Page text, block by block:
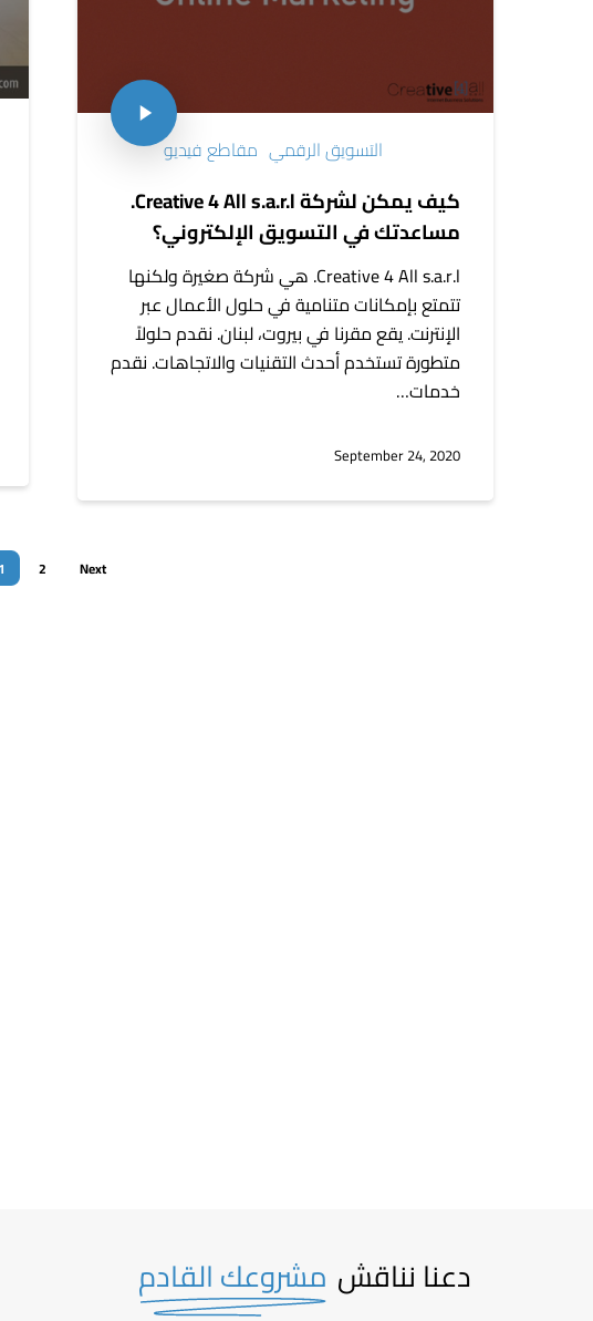
التسويق الرقمي مقاطع فيديو
كيف يمكن لشركة Creative 4 All s.a.r.l.
مساعدتك في التسويق الإلكتروني؟
Creative 4 All s.a.r.l. هي شركة صغيرة ولكنها
تتمتع بإمكانات متنامية في حلول الأعمال عبر
الإنترنت. يقع مقرنا في بيروت، لبنان. نقدم حلولاً
متطورة تستخدم أحدث التقنيات والاتجاهات. نقدم
خدمات…
September 24, 2020
1 2 Next
دعنا نناقش مشروعك القادم